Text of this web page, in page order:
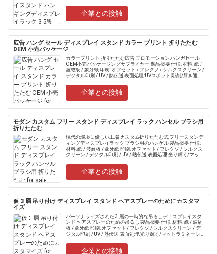
企業との接触
広告 ハング セール ディスプレイ スタンド カラー プリント 折りたたむ
OEM 小売パッケージ
カラープリント 折りたたむ広告 プロモーション ハンガセール
OEM小売パッケージングサプライヤー 製品概要 仕様: 材料: 紙 /
波紋板 / 象牙紙 印刷: オフセット / フレクソ / シルクスクリーン /
デジタル印刷 / UV / 熱伝送 表面処理:UVスポット 彫刻/輝き遮断,
企業との接触
モダン カスタム フリー スタンド ディスプレイ ラック ハンセル ブラシ用
折りたたむ
現代の環境に優しい工場 カスタム折りたたむ式 フリースタンデ
ィングディスプレイラック ブラシ用のハンゲル 製品概要 仕様:
材料: 紙 / 波紋板 / 象牙紙 印刷: オフセット / フレクソ / シルクス
クリーン / デジタル印刷 / UV / 熱伝送 表面処理:光り輝く/マット
企業との接触
仮 3 層 吊り付け ディスプレイ スタンド ヘアスプレーのためにカスタマ
イズ
パーソナライズされた 3 層の一時的な吊るしディスプレイスタ
ンド ヘアスプレーのための吊るし 製品概要 仕様: 材料: 紙 / 波紋
板 / 象牙紙 印刷: オフセット / フレクソ / シルクスクリーン / デ
ジタル印刷 / UV / 熱伝送 表面処理:光り輝く/マットラミネーショ
企業との接触